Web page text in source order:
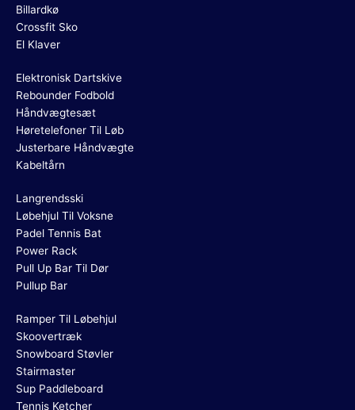
Billardkø
Crossfit Sko
El Klaver
Elektronisk Dartskive
Rebounder Fodbold
Håndvægtesæt
Høretelefoner Til Løb
Justerbare Håndvægte
Kabeltårn
Langrendsski
Løbehjul Til Voksne
Padel Tennis Bat
Power Rack
Pull Up Bar Til Dør
Pullup Bar
Ramper Til Løbehjul
Skoovertræk
Snowboard Støvler
Stairmaster
Sup Paddleboard
Tennis Ketcher